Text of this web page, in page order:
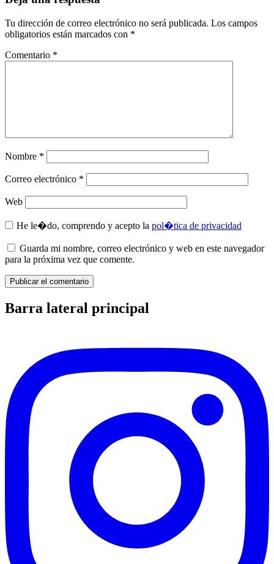
Tu dirección de correo electrónico no será publicada. Los campos
obligatorios están marcados con *
Comentario *
Nombre *
Correo electrónico *
Web
He le�do, comprendo y acepto la pol�tica de privacidad
Guarda mi nombre, correo electrónico y web en este navegador
para la próxima vez que comente.
Barra lateral principal